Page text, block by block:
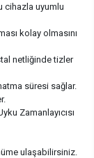
cihazla uyumlu
kolay olmasını
netliğinde tizler
süresi sağlar.
Zamanlayıcısı
ulaşabilirsiniz.